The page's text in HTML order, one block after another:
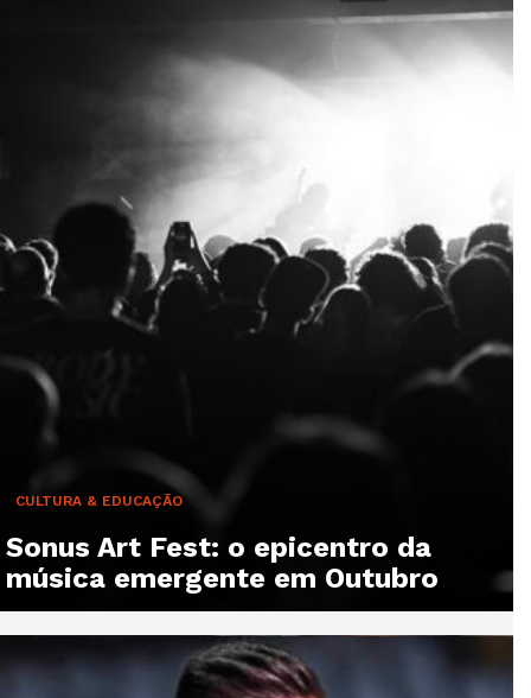
CULTURA & EDUCAÇÃO
Sonus Art Fest: o epicentro da
música emergente em Outubro